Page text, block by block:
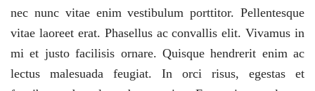
nec nunc vitae enim vestibulum porttitor. Pellentesque
vitae laoreet erat. Phasellus ac convallis elit. Vivamus in
mi et justo facilisis ornare. Quisque hendrerit enim ac
lectus malesuada feugiat. In orci risus, egestas et